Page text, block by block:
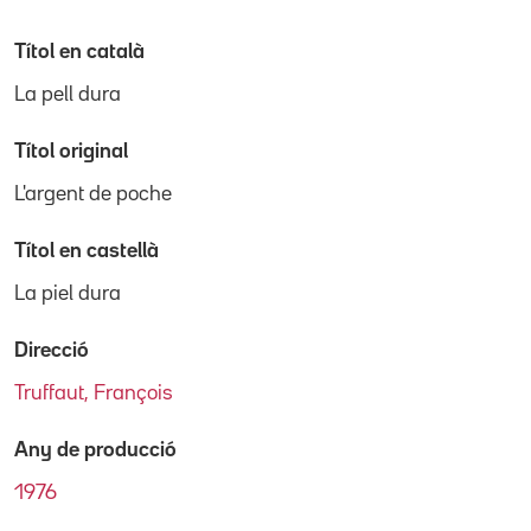
Títol en català
La pell dura
Títol original
L'argent de poche
Títol en castellà
La piel dura
Direcció
Truffaut, François
Any de producció
1976